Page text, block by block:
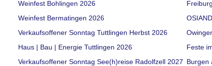
Weinfest Bohlingen 2026
Weinfest Bermatingen 2026
Verkaufsoffener Sonntag Tuttlingen Herbst 2026
Haus | Bau | Energie Tuttlingen 2026
Verkaufsoffener Sonntag See(h)reise Radolfzell 2027
Feste
Burgen